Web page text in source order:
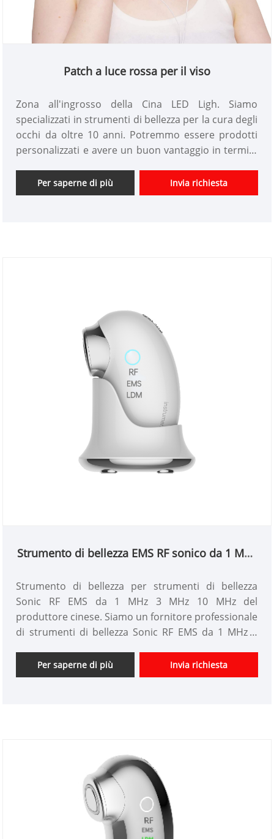
Patch a luce rossa per il viso
Zona all'ingrosso della Cina LED Ligh. Siamo
specializzati in strumenti di bellezza per la cura degli
occhi da oltre 10 anni. Potremmo essere prodotti
personalizzati e avere un buon vantaggio in termini
strumenti di bellezza ad alta tecnologia in Cina. Non
vediamo l'ora di espandere il mercato.
Per saperne di più Invia richiesta
Strumento di bellezza EMS RF sonico da 1 MHz
Strumento di bellezza per strumenti di bellezza
Sonic RF EMS da 1 MHz 3 MHz 10 MHz del
produttore cinese. Siamo un fornitore professionale
di strumenti di bellezza Sonic RF EMS da 1 MHz 3
progettazione personalizzata di strumenti di
bellezza e abbiamo un buon vantaggio di prezzo e
Per saperne di più Invia richiesta